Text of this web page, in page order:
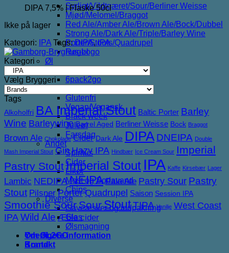
Syrligt/Vildtgæret/Sour/Berliner Weisse
Mjød/Melomel/Braggot
Red Ale/Amber Ale/Brown Ale/Bock/Dubbel
Strong Ale/Dark Ale/Triple/Barley Wine
Porter/Stouts/Quadrupel
Røgøl
Øl
6pack2go
Glutenfri
Vegan/Vegansk
Black week
Juleøl
Farsdag
Andet
Spiritus
Cider
Likør
Most og Sodavand
Chips
Diverse
Gaveæsker og indpakning
Glas
Ølsmagning
Om ØL2GO
Kontakt
DIPA 7,5% | Flaske 50cl
Ikke på lager
Kategori:
IPA Tags:DIPA,IPA
Kategori
Vælg Bryggeri
Tags
Alkoholfri BA Imperial Stout Baltic Porter Barley
Wine Barleywine Barrel Aged Berliner Weisse Bock Braggot
Brown Ale Chokolade Cider Dark Ale DIPA DNEIPA Double
Mash Imperial Stout GinHazy IPA Hindbær Ice Cream Sour Imperial
Pastry StoutImperial Stout IPA Kaffe Kirsebær Lager
Lambic NEDIPANEIPA Pale Ale Pastry Sour Pastry
Stout Pilsner Porter Quadrupel Saison Session IPA
Smoothie SourSourStoutTIPA Vanilje West Coast
IPAWild Ale Æble cider
Yderligere information
Brand